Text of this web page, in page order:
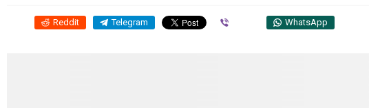
Reddit Telegram WhatsApp